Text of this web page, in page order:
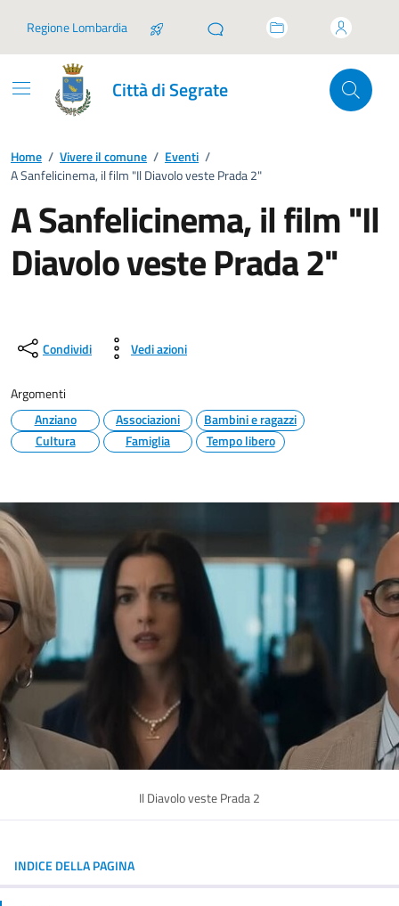
Regione Lombardia
Città di Segrate
Home / Vivere il comune / Eventi /
A Sanfelicinema, il film "Il Diavolo veste Prada 2"
A Sanfelicinema, il film "Il
Diavolo veste Prada 2"
Condividi Vedi azioni
Argomenti
Anziano
Associazioni
Bambini e ragazzi
Cultura
Famiglia Tempo libero
Il Diavolo veste Prada 2
INDICE DELLA PAGINA